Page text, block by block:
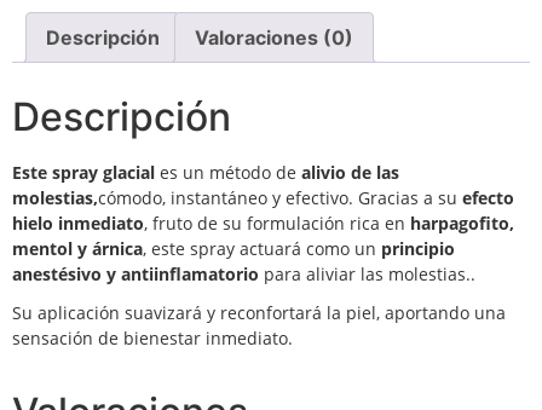
Descripción Valoraciones (0)
Descripción
Este spray glacial es un método de alivio de las
molestias,cómodo, instantáneo y efectivo. Gracias a su efecto
hielo inmediato, fruto de su formulación rica en harpagofito,
mentol y árnica, este spray actuará como un principio
anestésivo y antiinflamatorio para aliviar las molestias..
Su aplicación suavizará y reconfortará la piel, aportando una
sensación de bienestar inmediato.